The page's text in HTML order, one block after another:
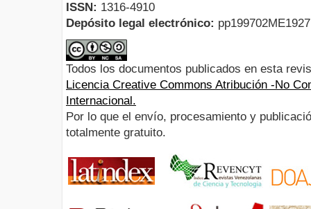
ISSN: 1316-4910
Depósito legal electrónico:
Todos los documentos publicados en esta
Licencia Creative Commons Atribución -No
Internacional.
Por lo que el envío, procesamiento y
totalmente gratuito.